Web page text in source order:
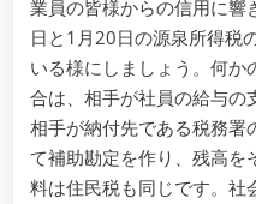
業員の皆様からの信用に響
日と1月20日の源泉所得税
いる様にしましょう。何
合は、相手が社員の給与の
相手が納付先である税務署
て補助勘定を作り、残高を
料は住民税も同じです。社